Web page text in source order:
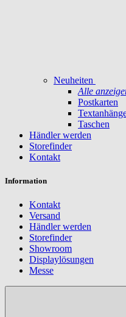
Neuheiten
Alle
Postkarten
Taschen
Händler werden
Storefinder
Kontakt
Information
Kontakt
Versand
Händler werden
Storefinder
Showroom
Displaylösungen
Messe